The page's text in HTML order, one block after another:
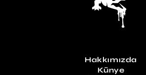
Hakkımızda
Künye